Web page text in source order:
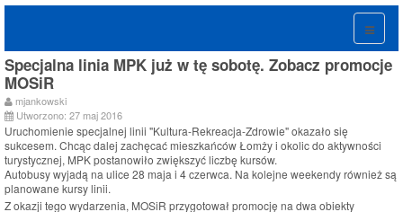
Specjalna linia MPK już w tę sobotę. Zobacz promocje
MOSiR
mjankowski
Utworzono: 27 maj 2016
Uruchomienie specjalnej linii "Kultura-Rekreacja-Zdrowie" okazało się
sukcesem. Chcąc dalej zachęcać mieszkańców Łomży i okolic do aktywności
turystycznej, MPK postanowiło zwiększyć liczbę kursów.
Autobusy wyjadą na ulice 28 maja i 4 czerwca. Na kolejne weekendy również są
planowane kursy linii.
Z okazji tego wydarzenia, MOSiR przygotował promocję na dwa obiekty